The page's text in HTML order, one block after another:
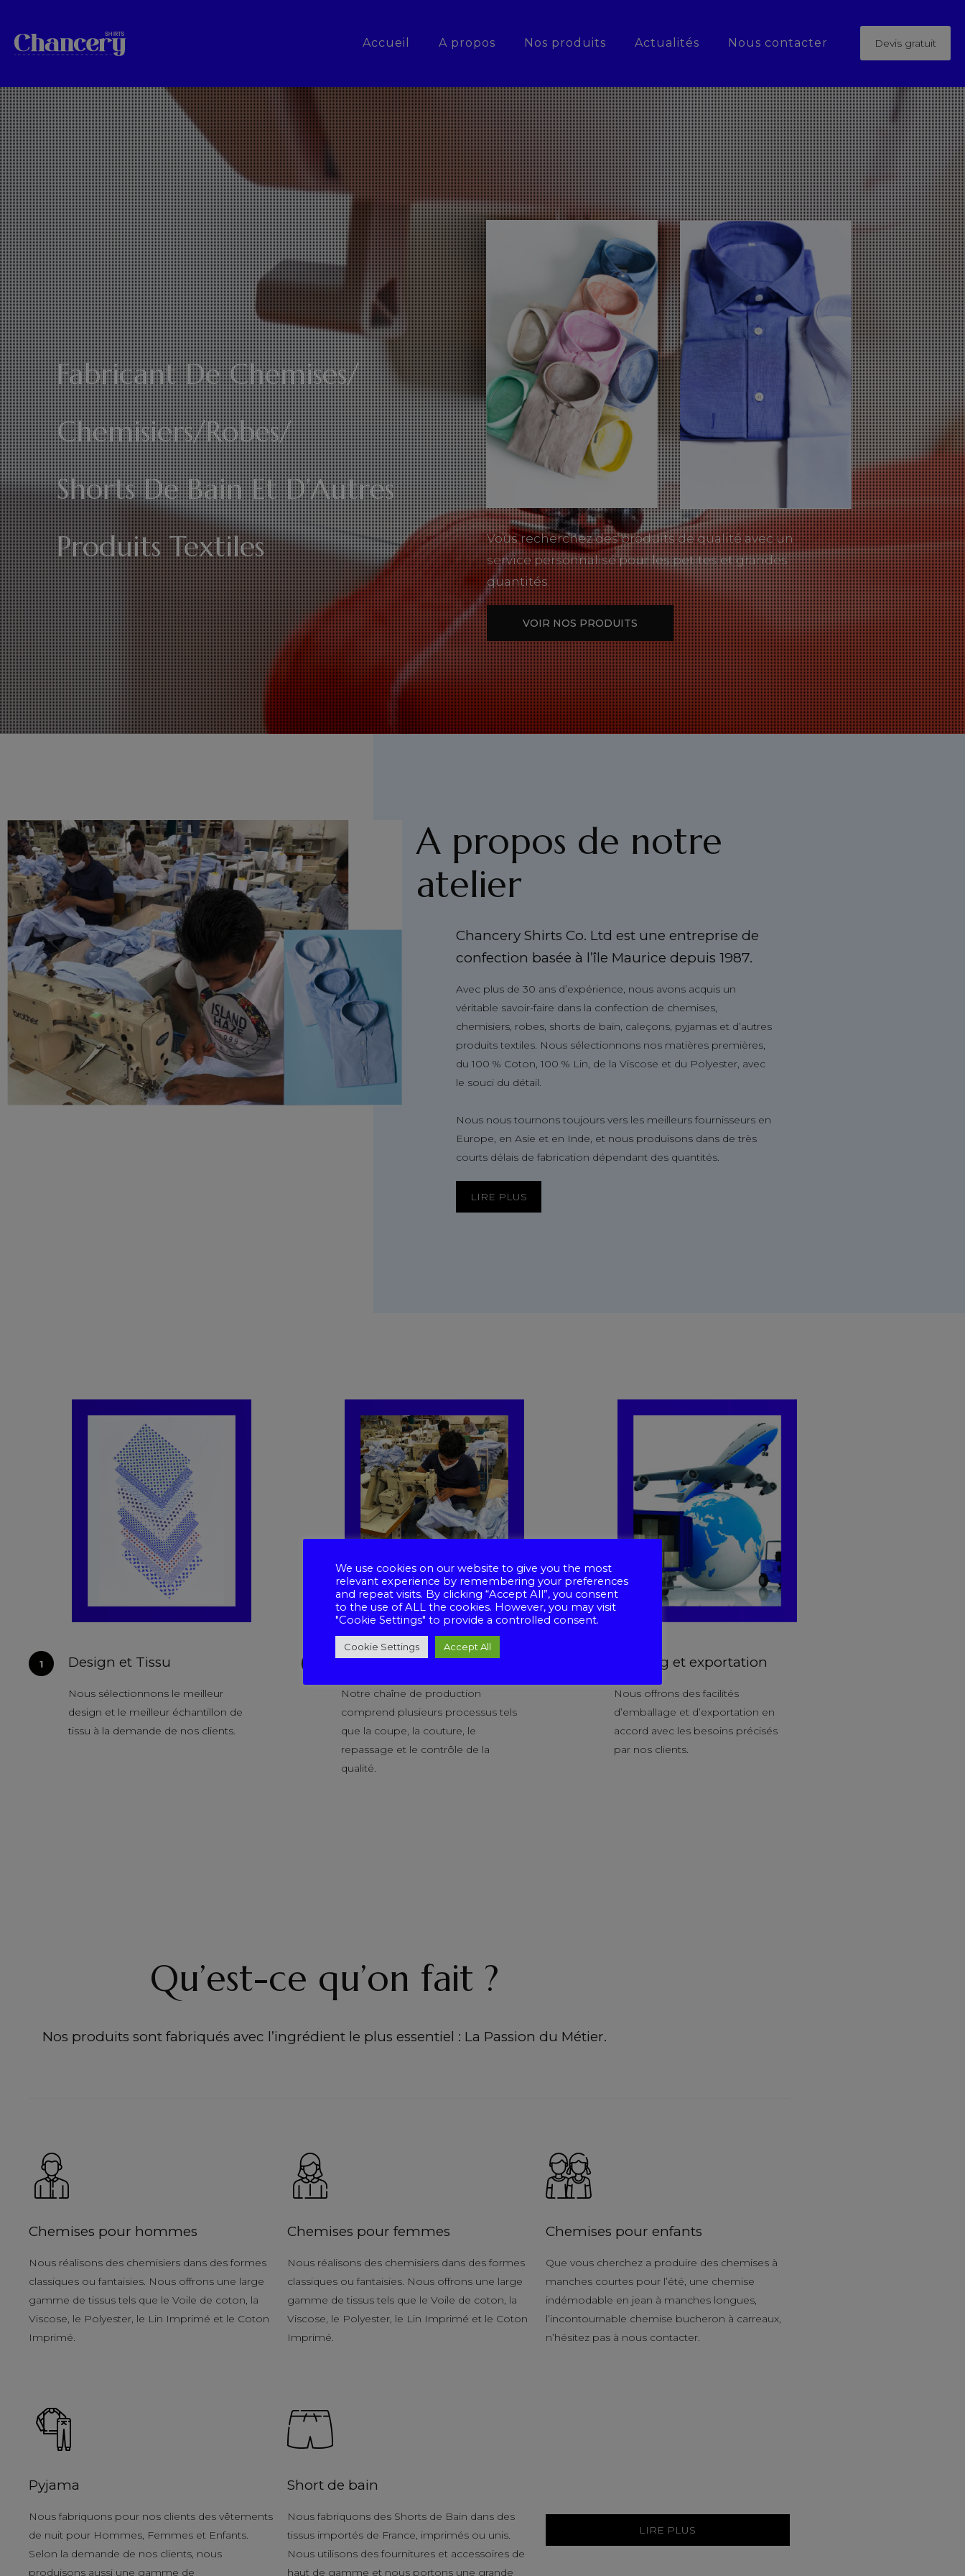
Accueil A propos Nos produits Actualités Nous contacter Devis gratuit
Fabricant De Chemises/
Chemisiers/Robes/
Shorts De Bain Et D’Autres
Produits Textiles
Vous recherchez des produits de qualité avec un
service personnalisé pour les petites et grandes
quantités.
VOIR NOS PRODUITS
A propos de notre
atelier
Chancery Shirts Co. Ltd est une entreprise de
confection basée à l’île Maurice depuis 1987.
Avec plus de 30 ans d’expérience, nous avons acquis un
véritable savoir-faire dans la confection de chemises,
chemisiers, robes, shorts de bain, caleçons, pyjamas et d’autres
produits textiles. Nous sélectionnons nos matières premières,
du 100 % Coton, 100 % Lin, de la Viscose et du Polyester, avec
le souci du détail.
Nous nous tournons toujours vers les meilleurs fournisseurs en
Europe, en Asie et en Inde, et nous produisons dans de très
courts délais de fabrication dépendant des quantités.
LIRE PLUS
Design et Tissu
Nous sélectionnons le meilleur
design et le meilleur échantillon de
tissu à la demande de nos clients.
Production
Notre chaîne de production
comprend plusieurs processus tels
que la coupe, la couture, le
repassage et le contrôle de la
qualité.
Packing et exportation
Nous offrons des facilités
d’emballage et d’exportation en
accord avec les besoins précisés
par nos clients.
Qu’est-ce qu’on fait ?
Nos produits sont fabriqués avec l’ingrédient le plus essentiel : La Passion du Métier.
Chemises pour hommes
Nous réalisons des chemisiers dans des formes
classiques ou fantaisies. Nous offrons une large
gamme de tissus tels que le Voile de coton, la
Viscose, le Polyester, le Lin Imprimé et le Coton
Imprimé.
Chemises pour femmes
Nous réalisons des chemisiers dans des formes
classiques ou fantaisies. Nous offrons une large
gamme de tissus tels que le Voile de coton, la
Viscose, le Polyester, le Lin Imprimé et le Coton
Imprimé.
Chemises pour enfants
Que vous cherchez a produire des chemises à
manches courtes pour l’été, une chemise
indémodable en jean à manches longues,
l’incontournable chemise bucheron à carreaux,
n’hésitez pas à nous contacter.
Pyjama
Nous fabriquons pour nos clients des vêtements
de nuit pour Hommes, Femmes et Enfants.
Selon la demande de nos clients, nous
produisons aussi une gamme de
Short de bain
Nous fabriquons des Shorts de Bain dans des
tissus importés de France, imprimés ou unis.
Nous utilisons des fournitures et accessoires de
haut de gamme et nous portons une grande
LIRE PLUS
We use cookies on our website to give you the most
relevant experience by remembering your preferences
and repeat visits. By clicking “Accept All”, you consent
to the use of ALL the cookies. However, you may visit
"Cookie Settings" to provide a controlled consent.
Cookie Settings Accept All